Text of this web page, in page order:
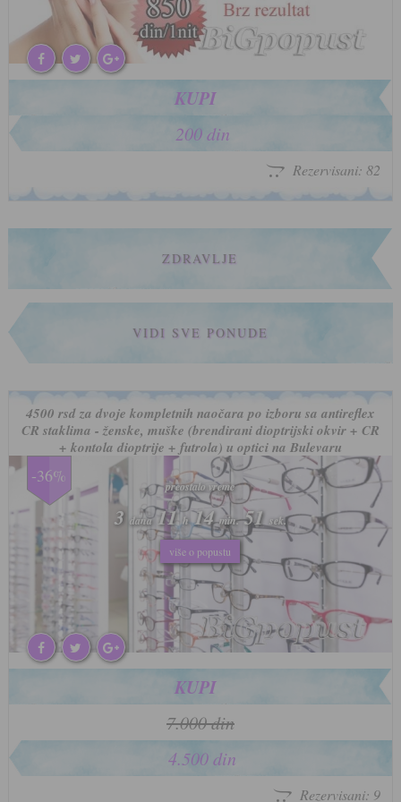
KUPI
200 din
Rezervisani: 82
ZDRAVLJE
VIDI SVE PONUDE
4500 rsd za dvoje kompletnih naočara po izboru sa antireflex
CR staklima - ženske, muške (brendirani dioptrijski okvir + CR
+ kontola dioptrije + futrola) u optici na Bulevaru
-36%
preostalo vreme
3 dana 11h 14min. 47 sek.
više o popustu
preostalo vreme
3 dana 11h 14min. 47 sek.
više o popustu
KUPI
7.000 din
4.500 din
Rezervisani: 9